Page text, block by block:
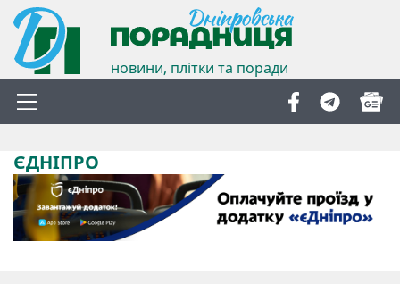
новини, плітки та поради
ЄДНІПРО